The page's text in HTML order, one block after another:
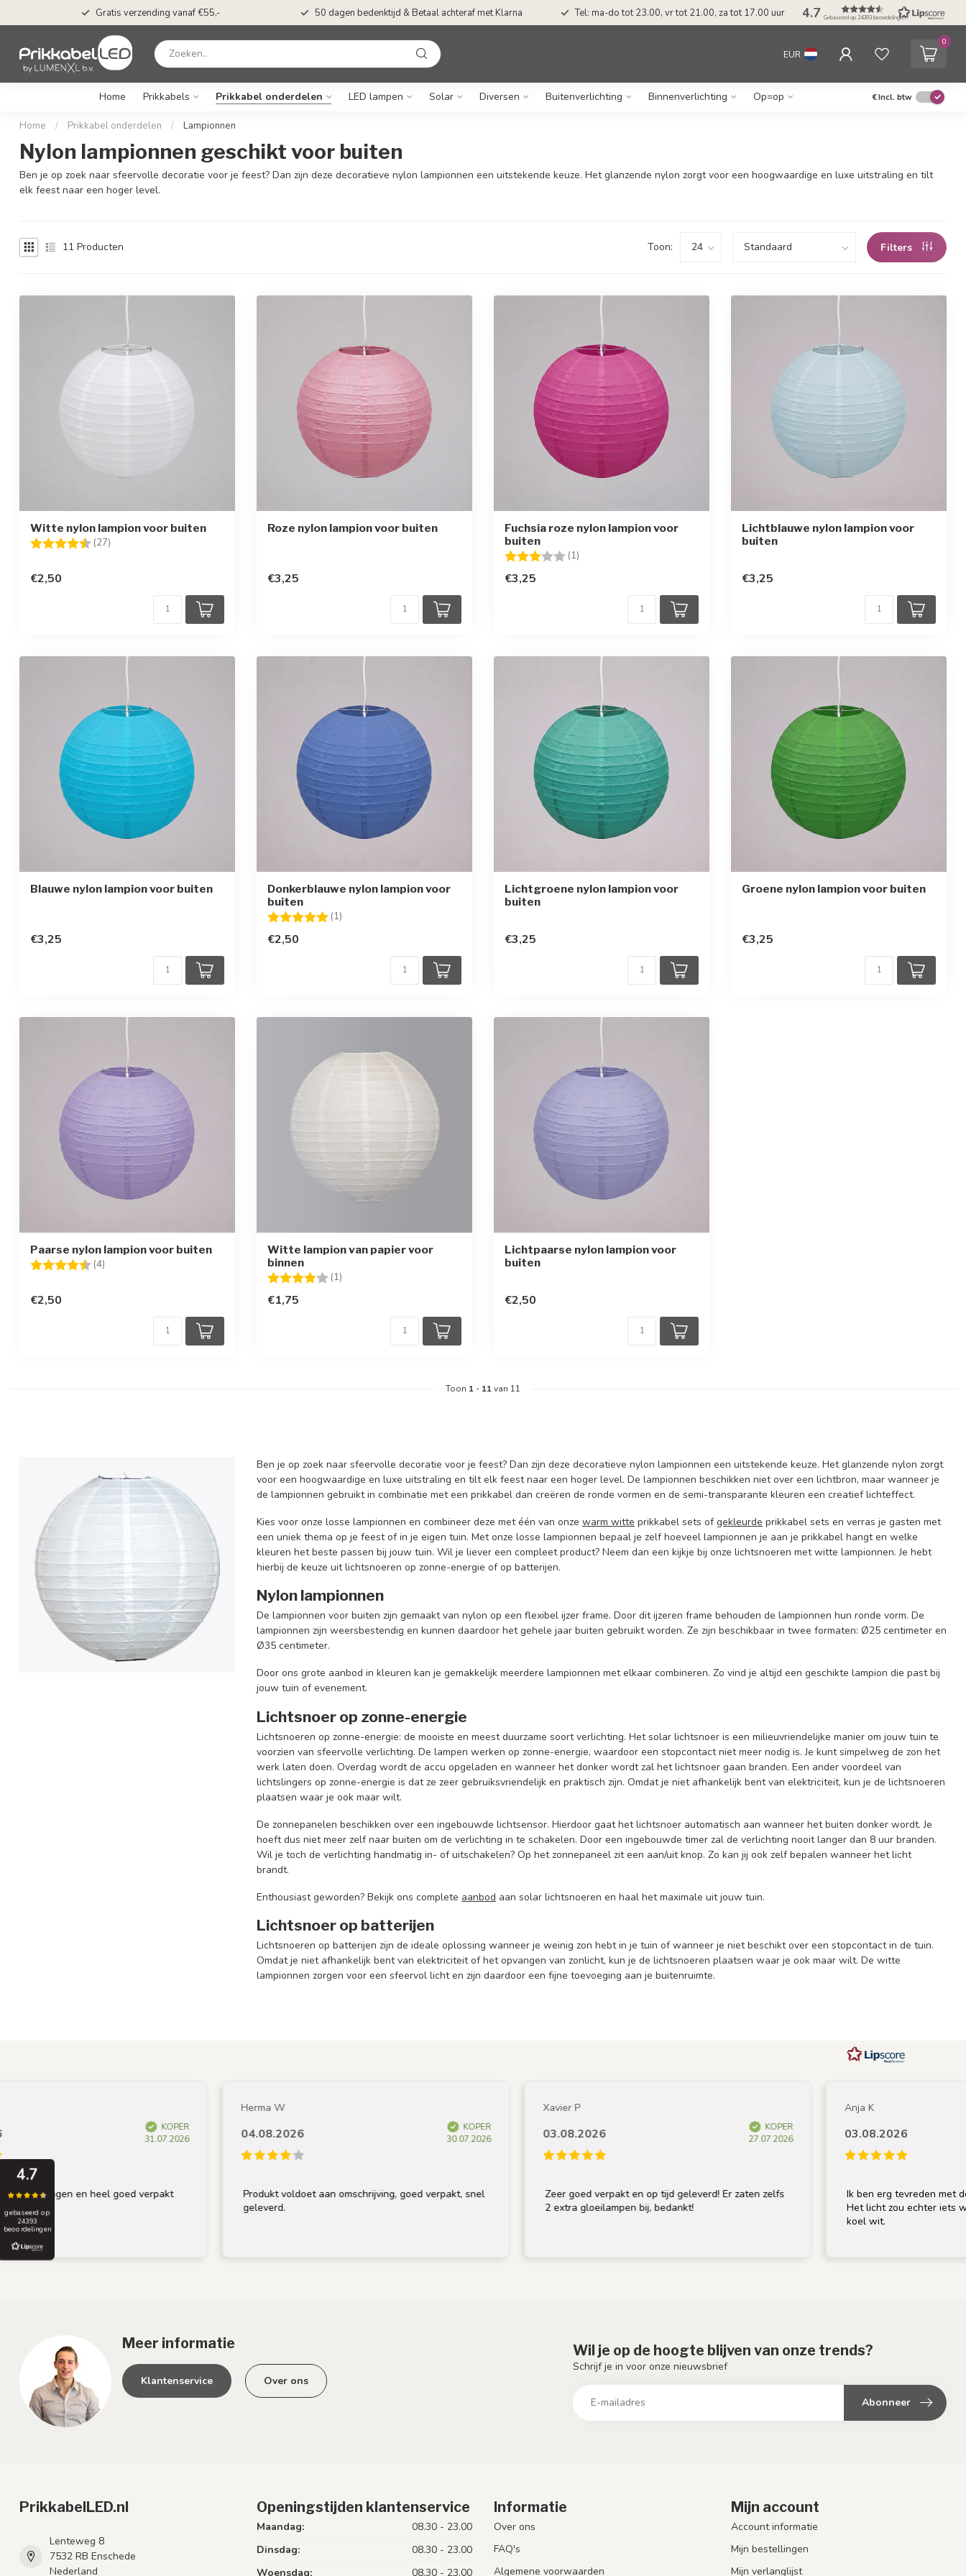
Gratis verzending vanaf €55,- 50 dagen bedenktijd & Betaal achteraf met Klarna Tel: ma-do tot 23.00, vr tot 21.00, za tot 17.00 uur 4.7 Gebaseerd op 24393 beoordelingen
EUR
0
Home Prikkabels Prikkabel onderdelen LED lampen Solar Diversen Buitenverlichting Binnenverlichting Op=op €Incl. btw
Home / Prikkabel onderdelen / Lampionnen
Nylon lampionnen geschikt voor buiten
Ben je op zoek naar sfeervolle decoratie voor je feest? Dan zijn deze decoratieve nylon lampionnen een uitstekende keuze. Het glanzende nylon zorgt voor een hoogwaardige en luxe uitstraling en tilt
elk feest naar een hoger level.
11 Producten Toon: Filters
Witte nylon lampion voor buiten
Beoordeling: (27)
€2,50
Roze nylon lampion voor buiten
€3,25
Fuchsia roze nylon lampion voor
buiten
Beoordeling: (1)
€3,25
Lichtblauwe nylon lampion voor
buiten
€3,25
Blauwe nylon lampion voor buiten
€3,25
Donkerblauwe nylon lampion voor
buiten
Beoordeling: (1)
€2,50
Lichtgroene nylon lampion voor
buiten
€3,25
Groene nylon lampion voor buiten
€3,25
Paarse nylon lampion voor buiten
Beoordeling: (4)
€2,50
Witte lampion van papier voor
binnen
Beoordeling: (1)
€1,75
Lichtpaarse nylon lampion voor
buiten
€2,50
Toon 1 - 11van 11
Ben je op zoek naar sfeervolle decoratie voor je feest? Dan zijn deze decoratieve nylon lampionnen een uitstekende keuze. Het glanzende nylon zorgt
voor een hoogwaardige en luxe uitstraling en tilt elk feest naar een hoger level. De lampionnen beschikken niet over een lichtbron, maar wanneer je
de lampionnen gebruikt in combinatie met een prikkabel dan creëren de ronde vormen en de semi-transparante kleuren een creatief lichteffect.
Kies voor onze losse lampionnen en combineer deze met één van onze warm witte prikkabel sets ofgekleurde prikkabel sets en verras je gasten met
een uniek thema op je feest of in je eigen tuin. Met onze losse lampionnen bepaal je zelf hoeveel lampionnen je aan je prikkabel hangt en welke
kleuren het beste passen bij jouw tuin. Wil je liever een compleet product? Neem dan een kijkje bij onze lichtsnoeren met witte lampionnen. Je hebt
hierbij de keuze uit lichtsnoeren op zonne-energie of op batterijen.
Nylon lampionnen
De lampionnen voor buiten zijn gemaakt van nylon op een flexibel ijzer frame. Door dit ijzeren frame behouden de lampionnen hun ronde vorm. De
lampionnen zijn weersbestendig en kunnen daardoor het gehele jaar buiten gebruikt worden. Ze zijn beschikbaar in twee formaten: Ø25 centimeter en
Ø35 centimeter.
Door ons grote aanbod in kleuren kan je gemakkelijk meerdere lampionnen met elkaar combineren. Zo vind je altijd een geschikte lampion die past bij
jouw tuin of evenement.
Lichtsnoer op zonne-energie
Lichtsnoeren op zonne-energie: de mooiste en meest duurzame soort verlichting. Het solar lichtsnoer is een milieuvriendelijke manier om jouw tuin te
voorzien van sfeervolle verlichting. De lampen werken op zonne-energie, waardoor een stopcontact niet meer nodig is. Je kunt simpelweg de zon het
werk laten doen. Overdag wordt de accu opgeladen en wanneer het donker wordt zal het lichtsnoer gaan branden. Een ander voordeel van
lichtslingers op zonne-energie is dat ze zeer gebruiksvriendelijk en praktisch zijn. Omdat je niet afhankelijk bent van elektriciteit, kun je de lichtsnoeren
plaatsen waar je ook maar wilt.
De zonnepanelen beschikken over een ingebouwde lichtsensor. Hierdoor gaat het lichtsnoer automatisch aan wanneer het buiten donker wordt. Je
hoeft dus niet meer zelf naar buiten om de verlichting in te schakelen. Door een ingebouwde timer zal de verlichting nooit langer dan 8 uur branden.
Wil je toch de verlichting handmatig in- of uitschakelen? Op het zonnepaneel zit een aan/uit knop. Zo kan jij ook zelf bepalen wanneer het licht
brandt.
Enthousiast geworden? Bekijk ons complete aanbod aan solar lichtsnoeren en haal het maximale uit jouw tuin.
Lichtsnoer op batterijen
Lichtsnoeren op batterijen zijn de ideale oplossing wanneer je weinig zon hebt in je tuin of wanneer je niet beschikt over een stopcontact in de tuin.
Omdat je niet afhankelijk bent van elektriciteit of het opvangen van zonlicht, kun je de lichtsnoeren plaatsen waar je ook maar wilt. De witte
lampionnen zorgen voor een sfeervol licht en zijn daardoor een fijne toevoeging aan je buitenruimte.
KOPER
31.07.2026
en heel goed verpakt
Herma W
04.08.2026
KOPER
30.07.2026
Produkt voldoet aan omschrijving, goed verpakt, snel
geleverd.
03.08.2026
KOPER
27.07.2026
Zeer goed verpakt en op tijd geleverd! Er zaten zelfs
2 extra gloeilampen bij, bedankt!
03.08.2026
Ik ben erg tevreden met de lamp;
Het licht zou echter iets warmer
4.7
gebaseerd op
24393
beoordelingen
Meer informatie
Klantenservice Over ons
Wil je op de hoogte blijven van onze trends?
Schrijf je in voor onze nieuwsbrief
Abonneer
PrikkabelLED.nl
Lenteweg 8
7532 RB Enschede
Nederland
Openingstijden klantenservice
Maandag:
08.30 - 23.00
Dinsdag:
08.30 - 23.00
Woensdag:
08.30 - 23.00
Informatie
Over ons
FAQ's
Algemene voorwaarden
Mijn account
Account informatie
Mijn bestellingen
Mijn verlanglijst